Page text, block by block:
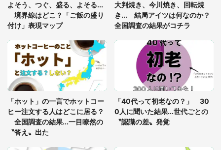
グっちゃってた〝野生の野菜〟に6.5万人戦慄
かくれんぼの鬼が振り返ると...2歳娘が〝まさかの
姿〟に 父「2～3分探しました」
「通勤特快乗車中に襲ってきた、急激な腹痛。我慢
の限界を迎え、途中で電車を降りようとしたけれ
ど...」（東京都・30代女性）
よそう、つぐ、盛る、よそる...
境界線はどこ？「ご飯の盛り
付け」表現マップ
大判焼き、今川焼き、回転焼
き... 結局アイツは何なのか？
全国調査の結果がコチラ
「ホット」の一言でホットコー
ヒー注文する人はどこに居る？
全国調査の結果...一目瞭然の
〝答え〟出た
「40代って初老なの？」 30
0人に聞いた結果...世代ごとの
〝認識の差〟発覚